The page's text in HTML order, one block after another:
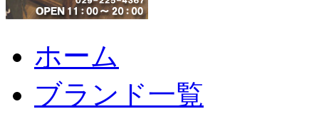
ホーム
ブランド一覧